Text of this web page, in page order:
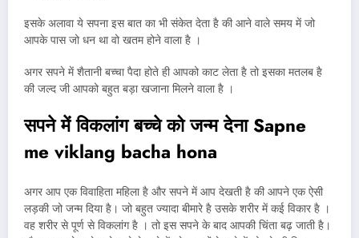
इसके अलावा ये सपना इस बात का भी संकेत देता है की आने वाले समय में जो
आपके पास जो धन था वो खतम होने वाला है ।
अगर सपने में शैतानी बच्चा पैदा होते ही आपको काट लेता है तो इसका मतलब है
की जल्द जी आपको बहुत बड़ा खजाना मिलने वाला है ।
सपने में विकलांग बच्चे को जन्म देना Sapne
me viklang bacha hona
अगर आप एक विवाहिता महिला है और सपने में आप देखती है की आपने एक ऐसी
लड़की जो जन्म दिया है। जो बहुत ज्यादा बीमारे है उसके शरीर में कई विकार है ।
वह शरीर से पूर्ण से विकलांग है । तो इस सपने के बाद आपकी चिंता बढ़ जाती है।